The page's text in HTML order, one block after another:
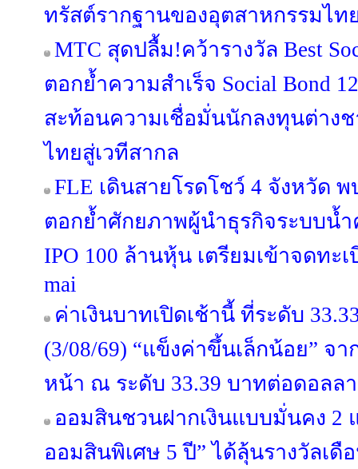
ทรัสต์รากฐานของอุตสาหกรรมไท
MTC สุดปลื้ม!คว้ารางวัล Best
ตอกย้ำความสำเร็จ Social Bond
สะท้อนความเชื่อมั่นนักลงทุนต่าง
ไทยสู่เวทีสากล
FLE เดินสายโรดโชว์ 4 จังหวัด
ตอกย้ำศักยภาพผู้นำธุรกิจระบบน้
IPO 100 ล้านหุ้น เตรียมเข้าจดท
mai
ค่าเงินบาทเปิดเช้านี้ ที่ระดับ
(3/08/69) “แข็งค่าขึ้นเล็กน้อย” จ
หน้า ณ ระดับ 33.39 บาทต่อดอลล
ออมสินชวนฝากเงินแบบมั่นคง 2
ออมสินพิเศษ 5 ปี” ได้ลุ้นรางวัลเดื